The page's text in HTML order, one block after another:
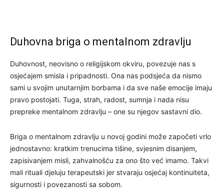
Duhovna briga o mentalnom zdravlju
Duhovnost, neovisno o religijskom okviru, povezuje nas s
osjećajem smisla i pripadnosti. Ona nas podsjeća da nismo
sami u svojim unutarnjim borbama i da sve naše emocije imaju
pravo postojati. Tuga, strah, radost, sumnja i nada nisu
prepreke mentalnom zdravlju – one su njegov sastavni dio.
Briga o mentalnom zdravlju u novoj godini može započeti vrlo
jednostavno: kratkim trenucima tišine, svjesnim disanjem,
zapisivanjem misli, zahvalnošću za ono što već imamo. Takvi
mali rituali djeluju terapeutski jer stvaraju osjećaj kontinuiteta,
sigurnosti i povezanosti sa sobom.